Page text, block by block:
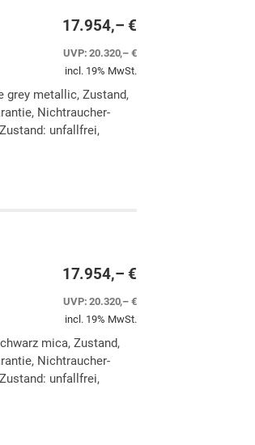
17.954,– €
UVP:20.320,– €
incl. 19% MwSt.
grey metallic, Zustand,
Nichtraucher-
unfallfrei,
17.954,– €
UVP:20.320,– €
incl. 19% MwSt.
mica, Zustand,
Nichtraucher-
unfallfrei,